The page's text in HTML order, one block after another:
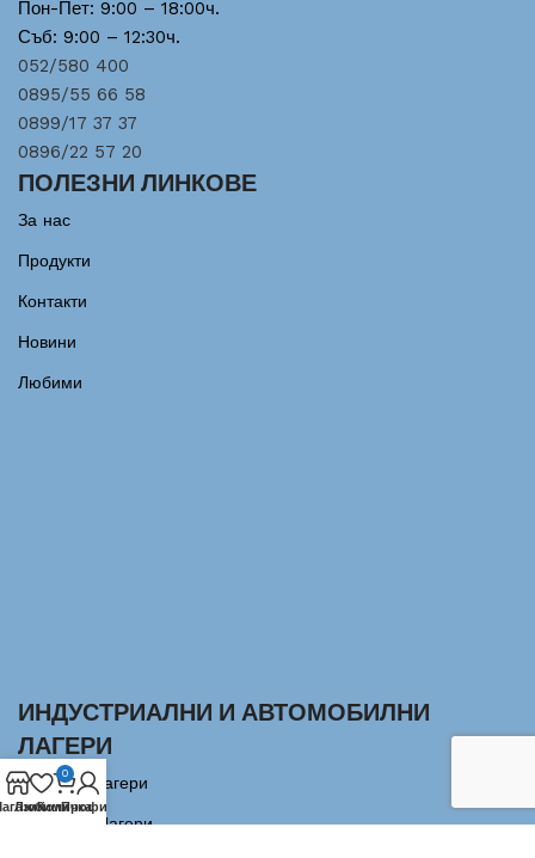
Пон-Пет: 9:00 – 18:00ч.
Съб: 9:00 – 12:30ч.
052/580 400
0895/55 66 58
0899/17 37 37
0896/22 57 20
ПОЛЕЗНИ ЛИНКОВЕ
За нас
Продукти
Контакти
Новини
Любими
ИНДУСТРИАЛНИ И АВТОМОБИЛНИ
ЛАГЕРИ
Сачмени лагери
Аксиални Лагери
Любими
0
Количка
Профил